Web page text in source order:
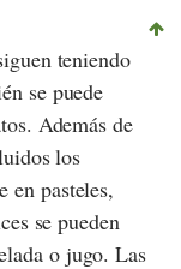
teniendo
se puede
Además de
los
en pasteles,
se pueden
o jugo. Las